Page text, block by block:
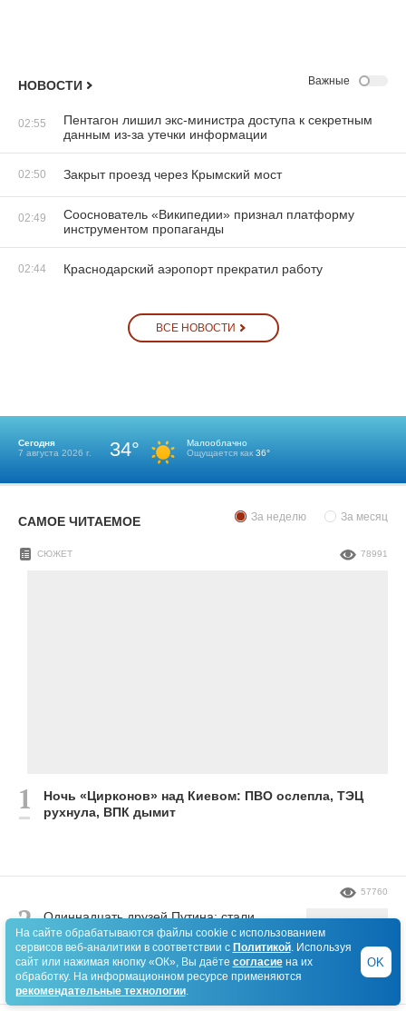
НОВОСТИ Важные
02:55
Пентагон лишил экс-министра доступа к секретным
данным из-за утечки информации
02:50 Закрыт проезд через Крымский мост
02:49
Сооснователь «Википедии» признал платформу
инструментом пропаганды
02:44 Краснодарский аэропорт прекратил работу
ВСЕ НОВОСТИ
Сегодня
7 августа 2026 г.
34°
Малооблачно
Ощущается как 36°
САМОЕ ЧИТАЕМОЕ За неделю За месяц
Ночь «Цирконов» над Киевом: ПВО ослепла, ТЭЦ
рухнула, ВПК дымит
СЮЖЕТ 78991
Одиннадцать друзей Путина: стали
известны результаты жеребьевки партий
на выборах
57760
На сайте обрабатываются файлы cookie с использованием
сервисов веб-аналитики в соответствии с Политикой. Используя
сайт или нажимая кнопку «ОК», Вы даёте согласиена их
обработку. На информационном ресурсе применяются
рекомендательные технологии.
OK